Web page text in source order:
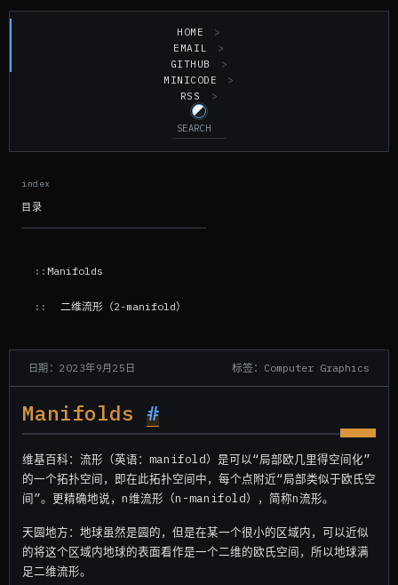
HOME
EMAIL
GITHUB
MINICODE
RSS
日期：2023年9月25日 标签：Computer Graphics
Manifolds #
维基百科：流形（英语：manifold）是可以“局部欧几里得空间化”
的一个拓扑空间，即在此拓扑空间中，每个点附近“局部类似于欧氏空
间”。更精确地说，n维流形（n-manifold），简称n流形。
天圆地方：地球虽然是圆的，但是在某一个很小的区域内，可以近似
的将这个区域内地球的表面看作是一个二维的欧氏空间，所以地球满
足二维流形。
目录
Manifolds
二维流形（2-manifold）